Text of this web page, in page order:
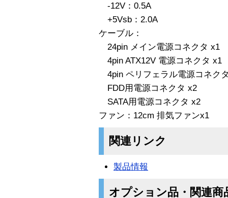
-12V：0.5A
+5Vsb：2.0A
ケーブル：
24pin メイン電源コネクタ x1
4pin ATX12V 電源コネクタ x1
4pin ペリフェラル電源コネク
FDD用電源コネクタ x2
SATA用電源コネクタ x2
ファン：12cm 排気ファンx1
関連リンク
製品情報
オプション品・関連商